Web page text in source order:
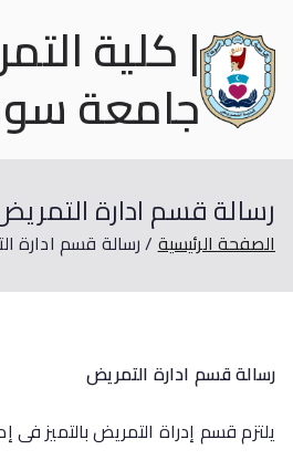
| كلية
جامعة
رسالة قسم ادارة
الصفحة الرئيسية رسالة قسم ادارة
رسالة قسم ادارة التمريض
يلتزم قسم إدراة التمريض بالتميز فى